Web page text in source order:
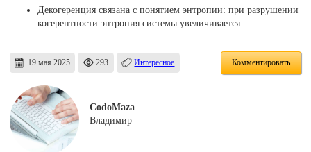
Декогеренция связана с понятием энтропии: при разрушении
когерентности энтропия системы увеличивается.
19 мая 2025 293 Интересное Комментировать
CodoMaza
Владимир